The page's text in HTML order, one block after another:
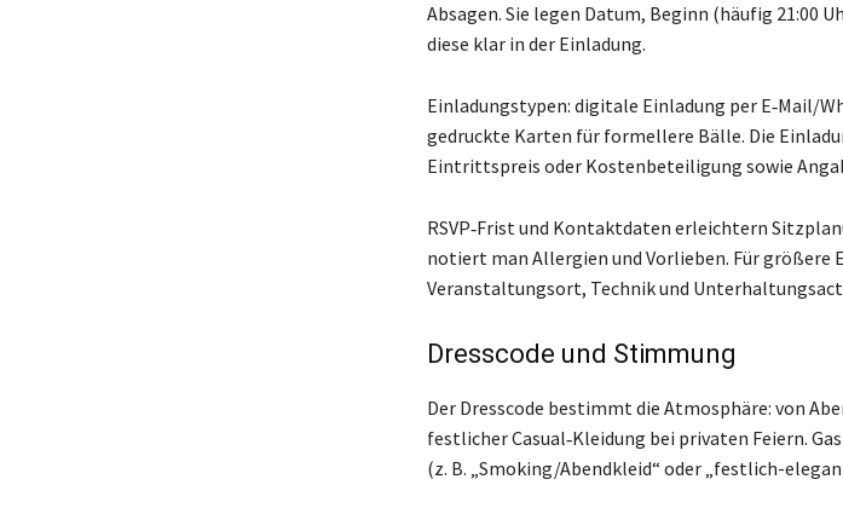
Absagen. Sie legen Datum, Beginn (häufig 21:00
diese klar in der Einladung.
Einladungstypen: digitale Einladung per E‑Mail/
gedruckte Karten für formellere Bälle. Die
Eintrittspreis oder Kostenbeteiligung sowie
RSVP‑Frist und Kontaktdaten erleichtern
notiert man Allergien und Vorlieben. Für größere
Veranstaltungsort, Technik und
Dresscode und Stimmung
Der Dresscode bestimmt die Atmosphäre: von
festlicher Casual‑Kleidung bei privaten Feiern.
(z. B. „Smoking/Abendkleid“ oder „festlich-